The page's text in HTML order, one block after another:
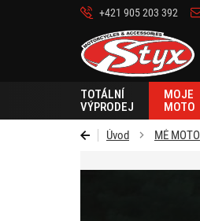
+421 905 203 392
Styx-
cz
TOTÁLNÍ
VÝPRODEJ
MOJE
MOTO
Úvod MÉ MOTO